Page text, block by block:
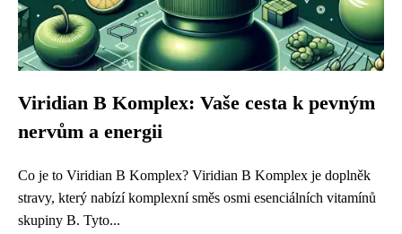
Viridian B Komplex: Vaše cesta k pevným
nervům a energii
Co je to Viridian B Komplex? Viridian B Komplex je doplněk
stravy, který nabízí komplexní směs osmi esenciálních vitamínů
skupiny B. Tyto...